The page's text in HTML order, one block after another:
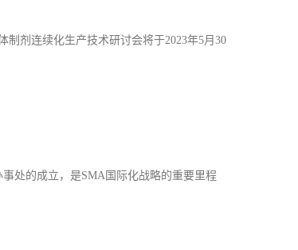
制剂连续化生产技术研讨会将于2023年5月30
处的成立，是SMA国际化战略的重要里程